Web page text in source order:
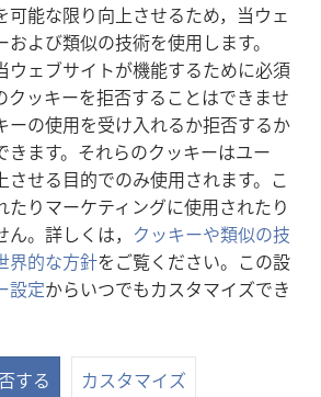
可能な限り向上させるため，当ウェ
よび類似の技術を使用します。
ウェブサイトが機能するために必須
クッキーを拒否することはできませ
ーの使用を受け入れるか拒否するか
きます。それらのクッキーはユー
させる目的でのみ使用されます。こ
たりマーケティングに使用されたり
。詳しくは， クッキーや類似の技
界的な方針をご覧ください。この設
設定からいつでもカスタマイズでき
する カスタマイズ
イン・ライブラリー
®